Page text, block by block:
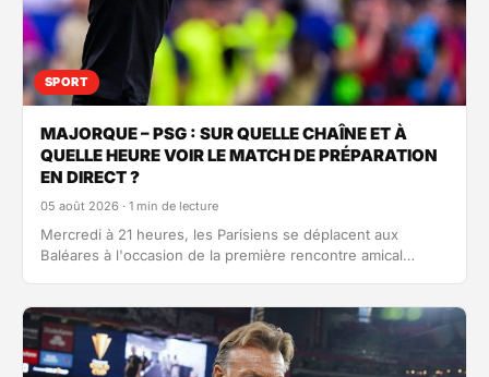
SPORT
MAJORQUE – PSG : SUR QUELLE CHAÎNE ET À
QUELLE HEURE VOIR LE MATCH DE PRÉPARATION
EN DIRECT ?
05 août 2026 · 1 min de lecture
Mercredi à 21 heures, les Parisiens se déplacent aux
Baléares à l'occasion de la première rencontre amical